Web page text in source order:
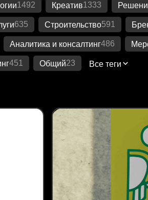
1492 Креатив1333
635 Строительство591
Аналитика и консалтинг486
451 Общий23 Все теги